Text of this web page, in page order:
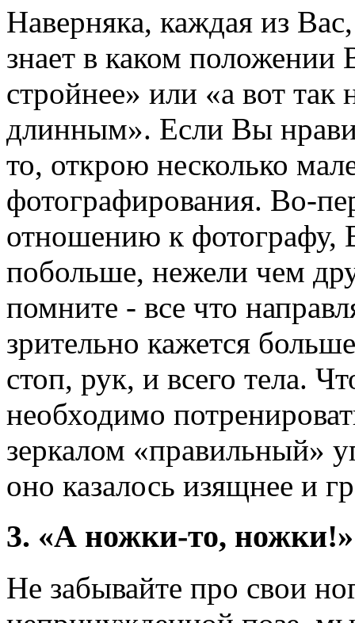
Наверняка, каждая из
знает в каком
стройнее» или «а вот так
длинным». Если Вы
то, открою несколько
фотографирования. Во-
отношению к фотографу,
побольше, нежели чем
помните - все что
зрительно кажется
стоп, рук, и всего тела.
необходимо
зеркалом «правильный»
оно казалось изящнее и
3. «А ножки-то, ножки!»
Не забывайте про свои